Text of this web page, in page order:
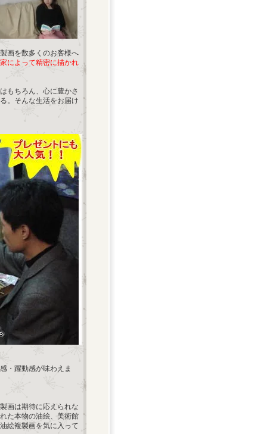
画を数多くのお客様へ
によって精密に描かれ
もちろん、心に豊かさ
。そんな生活をお届け
・躍動感が味わえま
画は期待に応えられな
た本物の油絵、美術館
絵複製画を気に入って